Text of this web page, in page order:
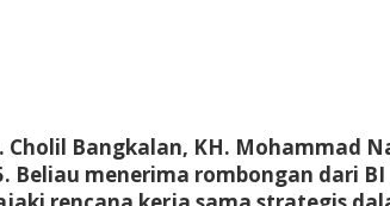
Bangkalan, KH. Mohammad
Beliau menerima rombongan dari